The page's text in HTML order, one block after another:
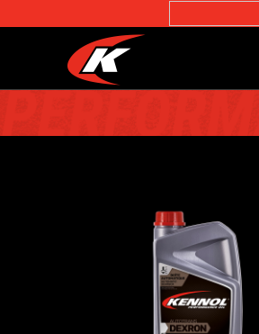
PRODOTTI